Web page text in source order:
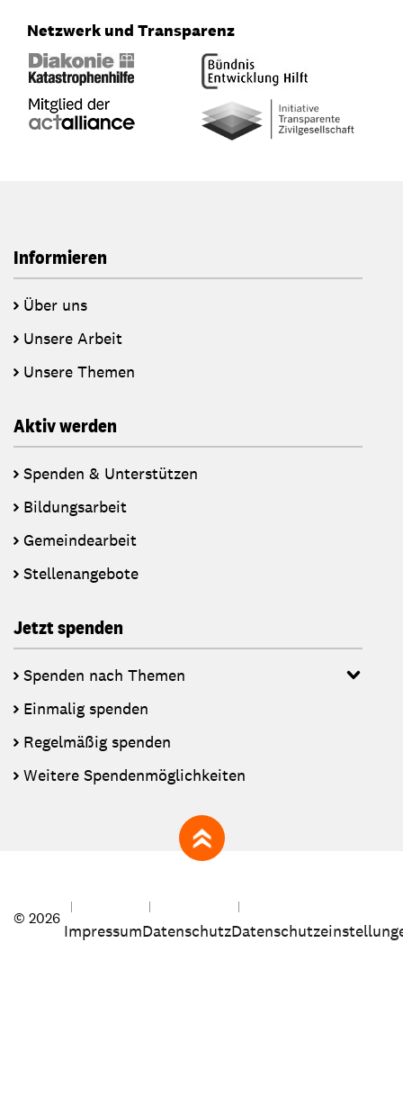
Netzwerk und Transparenz
Informieren
Über uns
Unsere Arbeit
Unsere Themen
Aktiv werden
Spenden & Unterstützen
Bildungsarbeit
Gemeindearbeit
Stellenangebote
Jetzt spenden
Spenden nach Themen
Einmalig spenden
Regelmäßig spenden
Weitere Spendenmöglichkeiten
zum Seitenanfang
© 2026
ImpressumDatenschutz